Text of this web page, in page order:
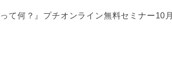
て何？』プチオンライン無料セミナー10月